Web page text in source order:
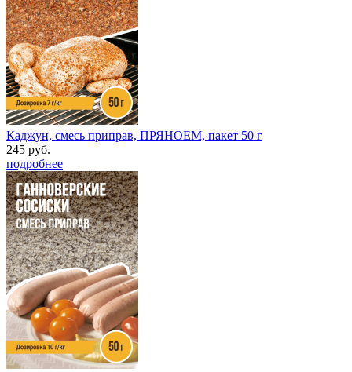
Каджун, смесь приправ, ПРЯНОЕМ, пакет 50 г
245 руб.
подробнее